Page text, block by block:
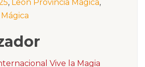
, León Provincia Mágica,
Vive la Magia